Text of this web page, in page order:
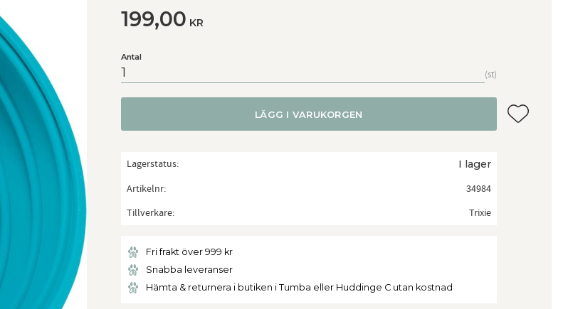
199,00 KR
Antal
st
LÄGG I VARUKORGEN Lägg till i
Lagerstatus I lager
Artikelnr
34984
Tillverkare
Trixie
Fri frakt över 999 kr
Snabba leveranser
Hämta & returnera i butiken i Tumba eller Huddinge C utan kostnad